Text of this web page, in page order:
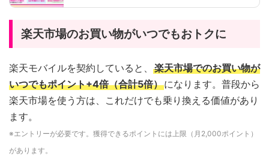
楽天市場のお買い物がいつでもおトクに
楽天モバイルを契約していると、 楽天市場でのお買い物が
いつでもポイント+4倍（合計5倍）になります。普段から
楽天市場を使う方は、これだけでも乗り換える価値があり
ます。
※エントリーが必要です。獲得できるポイントには上限（月2,000ポイント）
があります。